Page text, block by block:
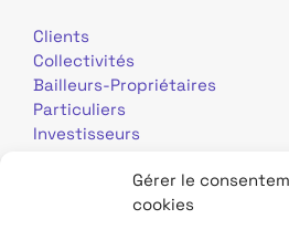
Gérer le
cookies
Clients
Collectivités
Bailleurs-Propriétaires
Particuliers
Investisseurs